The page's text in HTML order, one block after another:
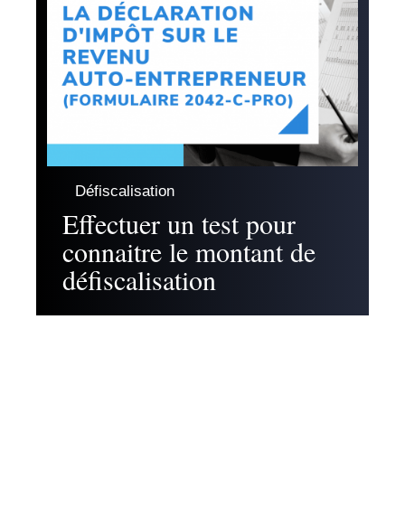
Défiscalisation
Effectuer un test pour
connaitre le montant de
défiscalisation